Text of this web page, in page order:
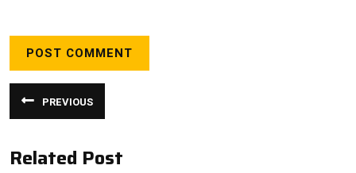
Navigation
de
l’article
PREVIOUS
Article
précédent
Related Post